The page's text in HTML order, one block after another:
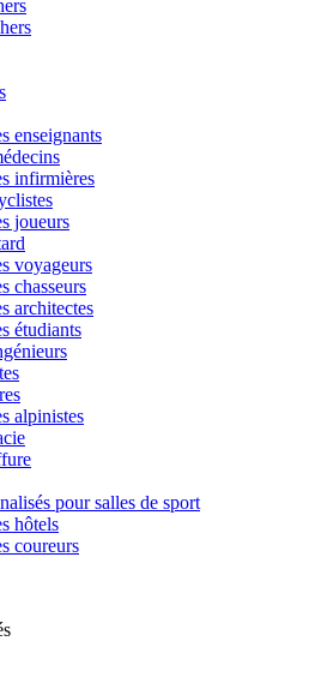
enseignants
infirmières
joueurs
voyageurs
chasseurs
architectes
étudiants
alpinistes
pour salles de sport
hôtels
coureurs